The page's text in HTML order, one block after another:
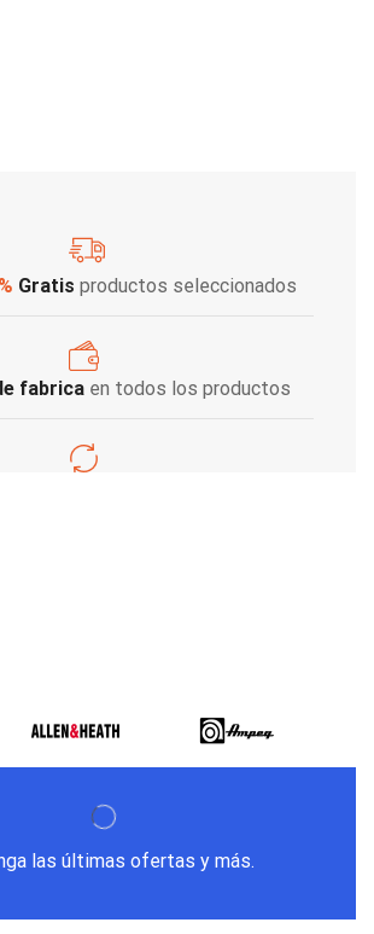
Gratis productos seleccionados
fabricaen todos los productos
las últimas ofertas y más.